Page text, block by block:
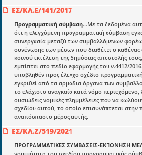
ΕΣ/ΚΛ.Ε/141/2017
Προγραμματική σύμβαση...Με τα δεδομένα
ότι η ελεγχόμενη προγραμματική σύμβαση
συνεργασία μεταξύ των συμβαλλόμενων
συνένωσης των μέσων που διαθέτει ο
κοινού εκτέλεση της δημόσιας αποστολής
εμπίπτει στο πεδίο εφαρμογής του ν.4412/
υποβληθέν προς έλεγχο σχέδιο
εγκριθεί από τα αρμόδια όργανα των
το ελάχιστο αναγκαίο κατά νόμο περιεχόμενο,
ουσιώδεις νομικές πλημμέλειες που να
σχεδίου αυτού, το οποίο επισυνάπτεται στην
αναπόσπαστο μέρος αυτής.
ΕΣ/ΚΛ.Ζ/519/2021
ΠΡΟΓΡΑΜΜΑΤΙΚΕΣ ΣΥΜΒΑΣΕΙΣ-ΕΚΠΟΝΗΣΗ
νομιμότητα του σχεδίου προγραμματικής
E-book
Οδηγοί εκκαθάρισης
Νόμοι και προεδρικά διατάγματα
Υπουργικές αποφάσεις
Νομολογία και Γνωμοδοτήσεις ΝΣΚ
Πληροφορίες
Είσοδος